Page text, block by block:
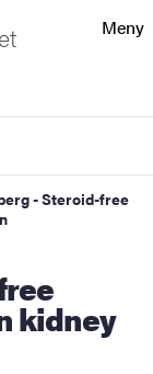
Meny
- Steroid-free
kidney